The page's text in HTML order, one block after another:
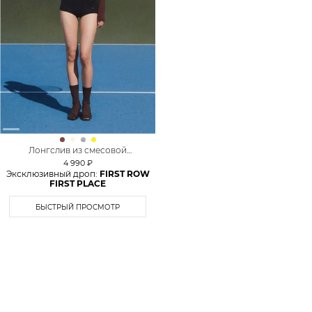
Лонгслив из смесовой
вискозы TOPTOP
4 990 ₽
Эксклюзивный дроп: FIRST ROW
FIRST PLACE
БЫСТРЫЙ ПРОСМОТР